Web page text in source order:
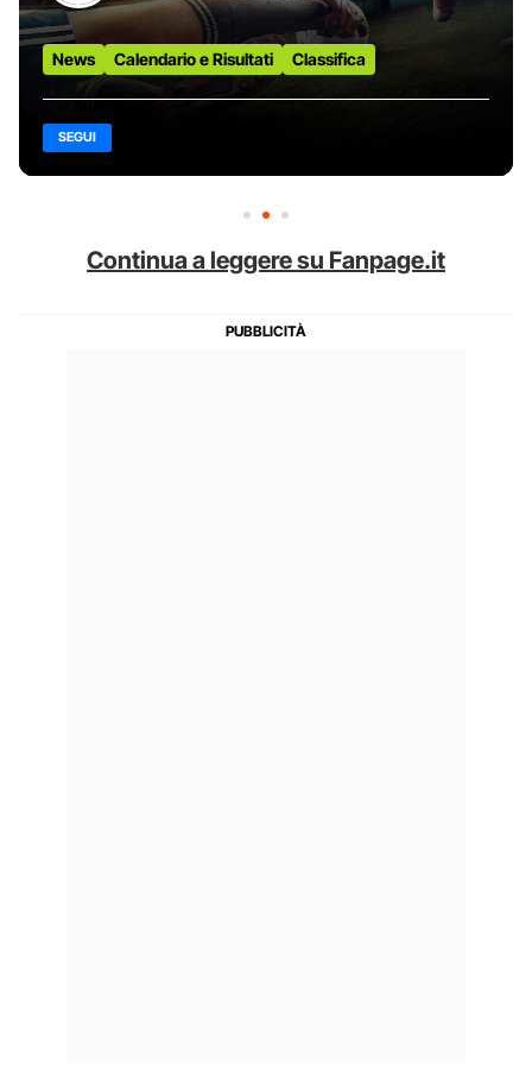
News Calendario e Risultati Classifica
SEGUI
Continua a leggere su Fanpage.it